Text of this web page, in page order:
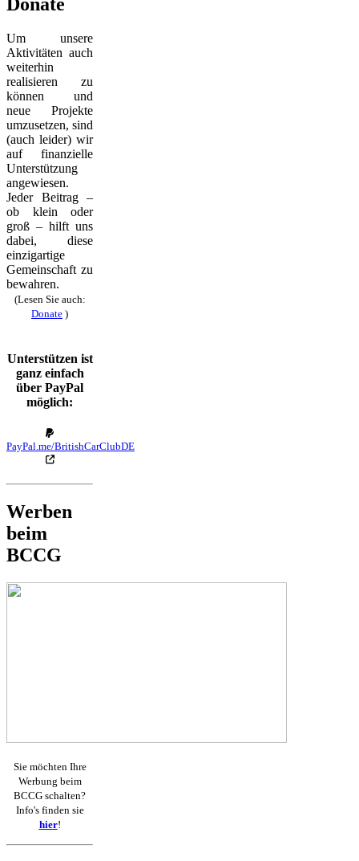
Um unsere
Aktivitäten auch
weiterhin
realisieren zu
können und
neue Projekte
umzusetzen, sind
(auch leider) wir
auf finanzielle
Unterstützung
angewiesen.
Jeder Beitrag –
ob klein oder
groß – hilft uns
dabei, diese
einzigartige
Gemeinschaft zu
bewahren.
(Lesen Sie auch:
Donate )
Unterstützen ist
ganz einfach
über PayPal
möglich:
PayPal.me/BritishCarClubDE
Werben
beim
BCCG
Sie möchten Ihre
Werbung beim
BCCG schalten?
Info's finden sie
hier!